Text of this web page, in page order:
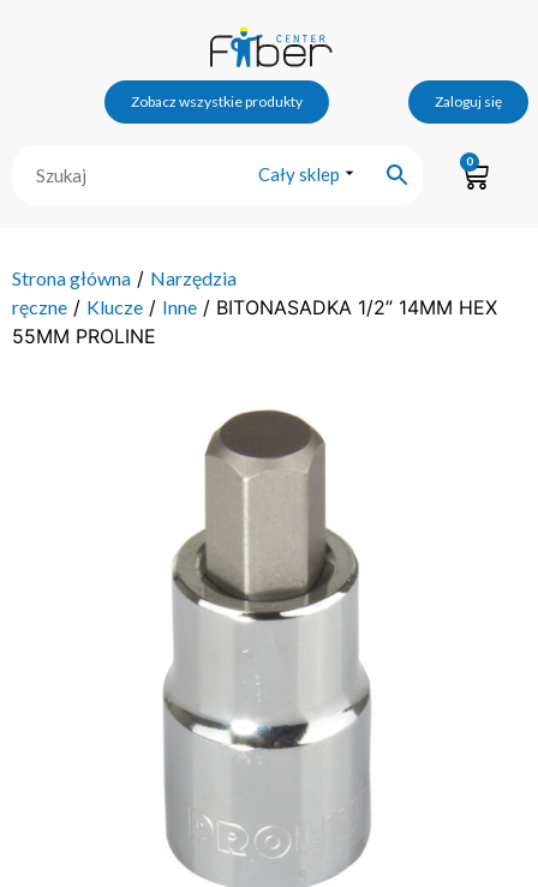
Zobacz wszystkie produkty Zaloguj się
Cały sklep
0
Strona główna / Narzędzia
ręczne / Klucze / Inne / BITONASADKA 1/2” 14MM HEX
55MM PROLINE